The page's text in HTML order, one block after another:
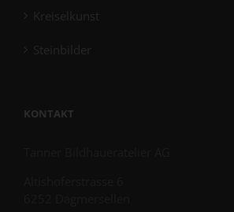
Kreiselkunst
Steinbilder
KONTAKT